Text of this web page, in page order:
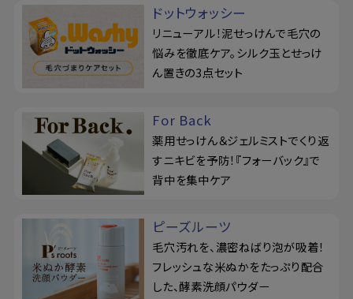
ドットウォッシー
リニューアル！泥せっけんで毛穴の
悩みを徹底ケア。シルク玉とせっけ
ん置きの3点セット
For Back
薬用せっけん＆ジェルミストでくり返
すニキビを予防！『フォーバック』で
背中を集中ケア
ピーズルーツ
毛穴汚れを、濃密ねばり泡が吸着！
フレッシュな米ぬかをたっぷり配合
した、酵素洗顔パウダー